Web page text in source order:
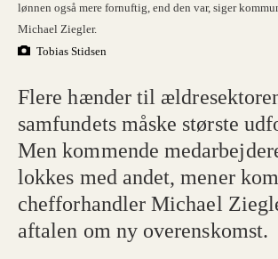
lønnen også mere fornuftig, end den var, siger
Michael Ziegler.
Tobias Stidsen
Flere hænder til
samfundets måske største
Men kommende
lokkes med andet, mener
chefforhandler Michael
aftalen om ny overenskomst.